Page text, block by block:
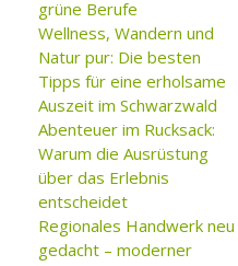
grüne Berufe
Wellness, Wandern und
Natur pur: Die besten
Tipps für eine erholsame
Auszeit im Schwarzwald
Abenteuer im Rucksack:
Warum die Ausrüstung
über das Erlebnis
entscheidet
Regionales Handwerk neu
gedacht – moderner